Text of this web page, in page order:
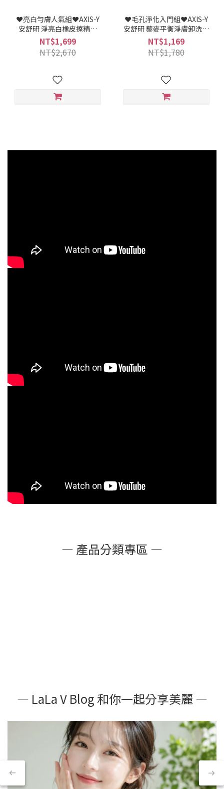
❤︎亮白勻膚人氣組❤︎AXIS-Y
安舒研 淨亮白橡皮擦精華
50ml+淨亮白煥采平衡化妝
水 125ml+ 淨亮白煥采平衡
保濕霜 50ml
NT$1,699
NT$2,670
❤︎毛孔淨化入門組❤︎AXIS-Y
安舒研 藜麥平衡淨膚卸洗凝
膠 180ml+艾草毛孔深層舒淨
面膜 100ml
NT$1,169
NT$1,780
— 產品分類專區 —
— LaLa V Blog 和你一起分享美麗 —